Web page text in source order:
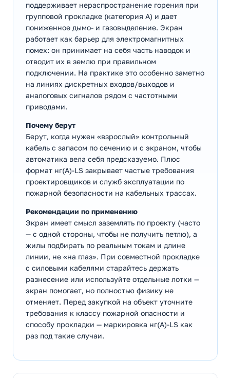
поддерживает нераспространение горения при
групповой прокладке (категория А) и дает
пониженное дымо- и газовыделение. Экран
работает как барьер для электромагнитных
помех: он принимает на себя часть наводок и
отводит их в землю при правильном
подключении. На практике это особенно заметно
на линиях дискретных входов/выходов и
аналоговых сигналов рядом с частотными
приводами.
Почему берут
Берут, когда нужен «взрослый» контрольный
кабель с запасом по сечению и с экраном, чтобы
автоматика вела себя предсказуемо. Плюс
формат нг(А)-LS закрывает частые требования
проектировщиков и служб эксплуатации по
пожарной безопасности на кабельных трассах.
Рекомендации по применению
Экран имеет смысл заземлять по проекту (часто
— с одной стороны, чтобы не получить петлю), а
жилы подбирать по реальным токам и длине
линии, не «на глаз». При совместной прокладке
с силовыми кабелями старайтесь держать
разнесение или используйте отдельные лотки —
экран помогает, но полностью физику не
отменяет. Перед закупкой на объект уточните
требования к классу пожарной опасности и
способу прокладки — маркировка нг(А)-LS как
раз под такие случаи.